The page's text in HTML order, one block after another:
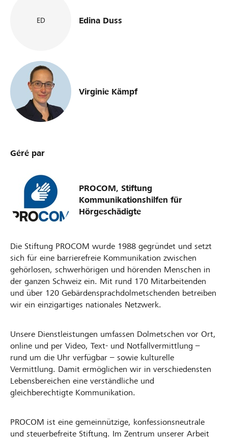
ED Edina Duss
Virginie Kämpf
Géré par
PROCOM, Stiftung
Kommunikationshilfen für
Hörgeschädigte
Die Stiftung PROCOM wurde 1988 gegründet und setzt
sich für eine barrierefreie Kommunikation zwischen
gehörlosen, schwerhörigen und hörenden Menschen in
der ganzen Schweiz ein. Mit rund 170 Mitarbeitenden
und über 120 Gebärdensprachdolmetschenden betreiben
wir ein einzigartiges nationales Netzwerk.
Unsere Dienstleistungen umfassen Dolmetschen vor Ort,
online und per Video, Text- und Notfallvermittlung –
rund um die Uhr verfügbar – sowie kulturelle
Vermittlung. Damit ermöglichen wir in verschiedensten
Lebensbereichen eine verständliche und
gleichberechtigte Kommunikation.
PROCOM ist eine gemeinnützige, konfessionsneutrale
und steuerbefreite Stiftung. Im Zentrum unserer Arbeit